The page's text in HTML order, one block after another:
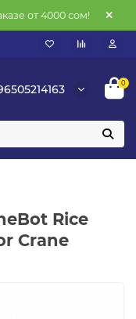
от 4000 сом!
0
Rice
Crane